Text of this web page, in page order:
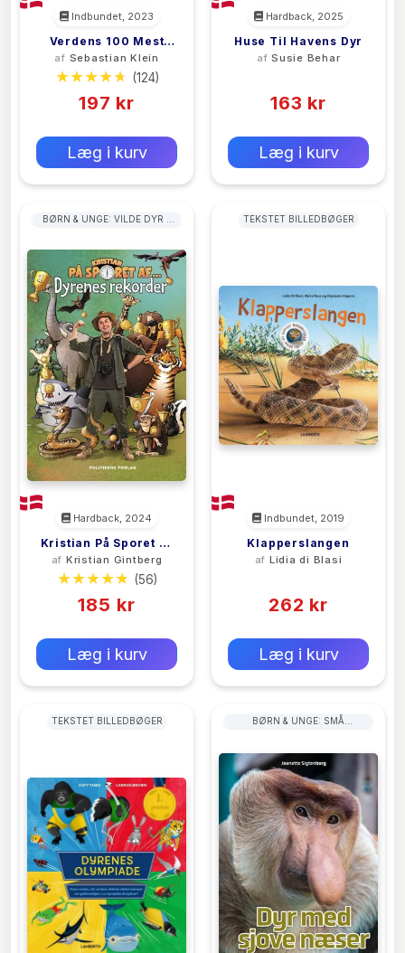
Indbundet, 2023
Verdens 100 Mest
Fantastiske
Fortidsdyr
af Sebastian Klein
(124)
197 kr
Læg i kurv
Hardback, 2025
Huse Til Havens Dyr
af Susie Behar
163 kr
Læg i kurv
BØRN & UNGE: VILDE DYR &
Hardback, 2024
Kristian På Sporet Af
Dyrenes Rekorder
af Kristian Gintberg
(56)
185 kr
Læg i kurv
TEKSTET BILLEDBØGER
Indbundet, 2019
Klapperslangen
af Lidia di Blasi
262 kr
Læg i kurv
TEKSTET BILLEDBØGER
BØRN & UNGE: SMÅ